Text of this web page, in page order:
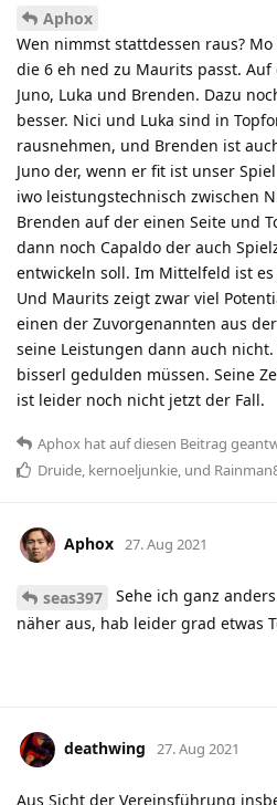
Aphox
Wen nimmst stattdessen raus?
die 6 eh ned zu Maurits passt.
Juno, Luka und Brenden. Dazu
besser. Nici und Luka sind in
rausnehmen, und Brenden ist
Juno der, wenn er fit ist unser
iwo leistungstechnisch zwischen
Brenden auf der einen Seite und
dann noch Capaldo der auch
entwickeln soll. Im Mittelfeld ist
Und Maurits zeigt zwar viel
einen der Zuvorgenannten aus
seine Leistungen dann auch
bisserl gedulden müssen. Seine
ist leider noch nicht jetzt der Fall.
Aphox hatauf diesen Beitrag
Druide, kernoeljunkie, und
Aphox 27. Aug 2021
seas397
Sehe ich ganz
näher aus, hab leider grad etwas
deathwing 27. Aug 2021
Aus Sicht der Vereinsführung